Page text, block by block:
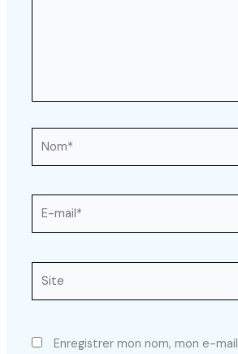
mail*
Enregistrer mon nom, mon e-